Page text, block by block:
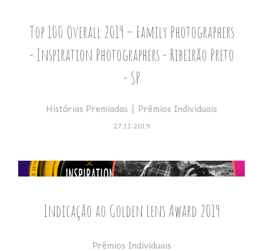
Top 100 Overall 2019 – Family Photographers
- Inspiration Photographers - Ribeirão Preto
- SP
Histórias Premiadas Prêmios Individuais
27.11.2019
Indicação ao Golden Lens Award 2019
Prêmios Individuais